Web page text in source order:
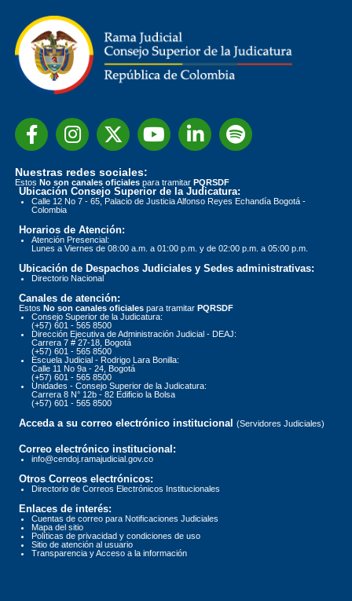
Nuestras redes sociales:
Estos No son canales oficiales para tramitar PQRSDF
Ubicación Consejo Superior de la Judicatura:
Calle 12 No 7 - 65, Palacio de Justicia Alfonso Reyes Echandía Bogotá -
Colombia
Horarios de Atención:
Atención Presencial:
Lunes a Viernes de 08:00 a.m. a 01:00 p.m. y de 02:00 p.m. a 05:00 p.m.
Ubicación de Despachos Judiciales y Sedes administrativas:
Directorio Nacional
Canales de atención:
Estos No son canales oficiales para tramitar PQRSDF
Consejo Superior de la Judicatura:
(+57) 601 - 565 8500
Dirección Ejecutiva de Administración Judicial - DEAJ:
Carrera 7 # 27-18, Bogotá
(+57) 601 - 565 8500
Escuela Judicial - Rodrigo Lara Bonilla:
Calle 11 No 9a - 24, Bogotá
(+57) 601 - 565 8500
Unidades - Consejo Superior de la Judicatura:
Carrera 8 N° 12b - 82 Edificio la Bolsa
(+57) 601 - 565 8500
Acceda a su correo electrónico institucional (Servidores Judiciales)
Correo electrónico institucional:
info@cendoj.ramajudicial.gov.co
Otros Correos electrónicos:
Directorio de Correos Electrónicos Institucionales
Enlaces de interés:
Cuentas de correo para Notificaciones Judiciales
Mapa del sitio
Políticas de privacidad y condiciones de uso
Sitio de atención al usuario
Transparencia y Acceso a la información